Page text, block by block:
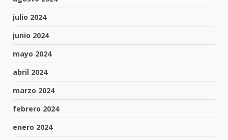
julio 2024
junio 2024
mayo 2024
abril 2024
marzo 2024
febrero 2024
enero 2024